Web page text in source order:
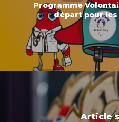
Programme
départ pour
Article